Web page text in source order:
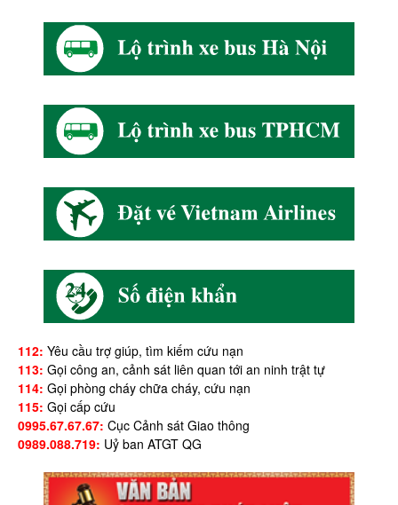
112: Yêu cầu trợ giúp, tìm kiếm cứu nạn
113: Gọi công an, cảnh sát liên quan tới an ninh trật tự
114: Gọi phòng cháy chữa cháy, cứu nạn
115: Gọi cấp cứu
0995.67.67.67: Cục Cảnh sát Giao thông
0989.088.719: Uỷ ban ATGT QG